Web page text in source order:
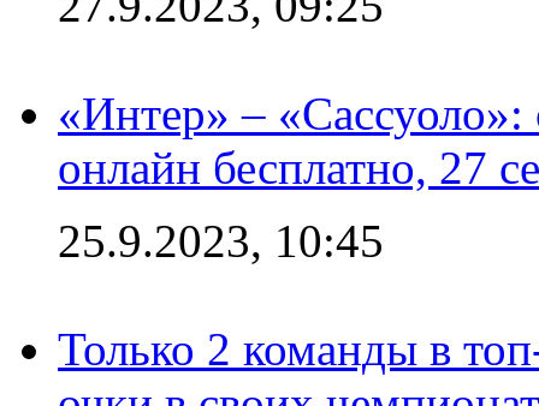
«Интер» –
онлайн бесплатно, 27
25.9.2023, 10:45
Только 2 команды в